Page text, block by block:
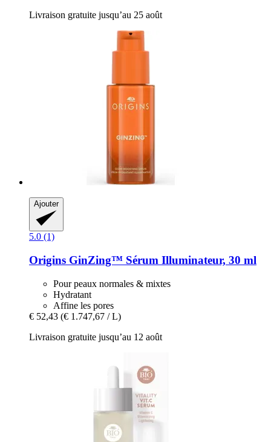
Livraison gratuite jusqu’au 25 août
Ajouter
5.0 (1)
Origins GinZing™ Sérum Illuminateur, 30 ml
Pour peaux normales & mixtes
Hydratant
Affine les pores
€ 52,43 (€ 1.747,67 / L)
Livraison gratuite jusqu’au 12 août